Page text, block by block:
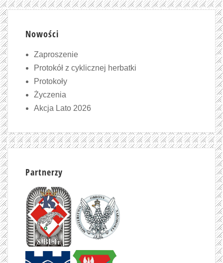
Nowości
Zaproszenie
Protokół z cyklicznej herbatki
Protokoły
Życzenia
Akcja Lato 2026
Partnerzy